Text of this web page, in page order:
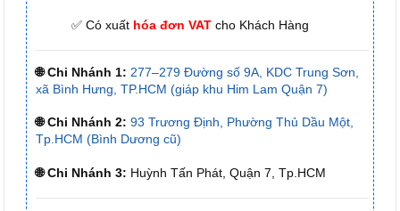
✅ Có xuất hóa đơn VAT cho Khách Hàng
🌐 Chi Nhánh 1: 277–279 Đường số 9A, KDC Trung Sơn,
xã Bình Hưng, TP.HCM (giáp khu Him Lam Quận 7)
🌐 Chi Nhánh 2: 93 Trương Định, Phường Thủ Dầu Một,
Tp.HCM (Bình Dương cũ)
🌐 Chi Nhánh 3: Huỳnh Tấn Phát, Quận 7, Tp.HCM